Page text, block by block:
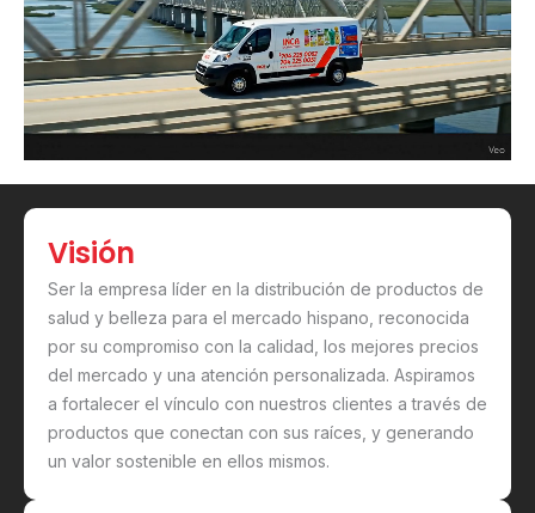
Visión
Ser la empresa líder en la distribución de productos de
salud y belleza para el mercado hispano, reconocida
por su compromiso con la calidad, los mejores precios
del mercado y una atención personalizada. Aspiramos
a fortalecer el vínculo con nuestros clientes a través de
productos que conectan con sus raíces, y generando
un valor sostenible en ellos mismos.